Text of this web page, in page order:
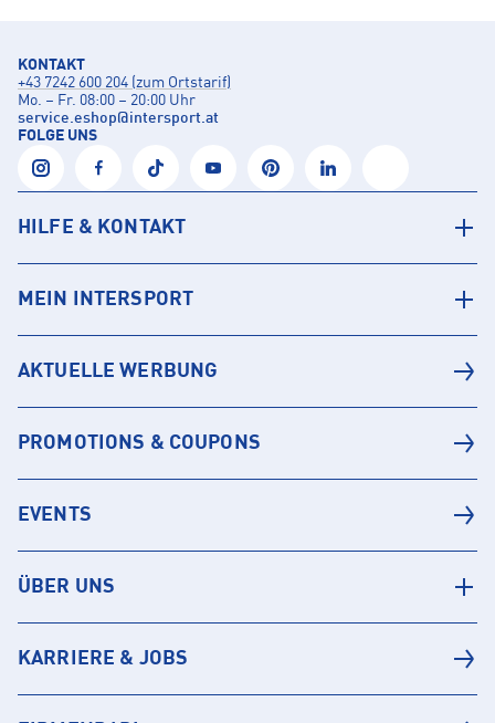
KONTAKT
+43 7242 600 204 (zum Ortstarif)
Mo. – Fr. 08:00 – 20:00 Uhr
service.eshop@intersport.at
FOLGE UNS
HILFE & KONTAKT
MEIN INTERSPORT
AKTUELLE WERBUNG
PROMOTIONS & COUPONS
EVENTS
ÜBER UNS
KARRIERE & JOBS